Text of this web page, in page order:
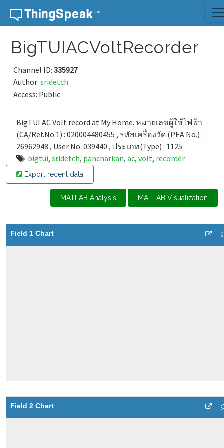
Skip to content
BigTUIACVoltRecorder
Channel ID: 335927
Author: sridetch
Access: Public
BigTUI AC Volt record at My Home. หมายเลขผู้ใช้ไฟฟ้า
(CA/Ref.No.1) : 020004480455 , รหัสเครื่องวัด (PEA No.) :
26962948 , User No. 039440 , ประเภท(Type) : 1125
bigtui, sridetch, pancharkan, ac, volt, recorder
Export recent data
MATLAB Analysis MATLAB Visualization
Field 1 Chart
Field 2 Chart